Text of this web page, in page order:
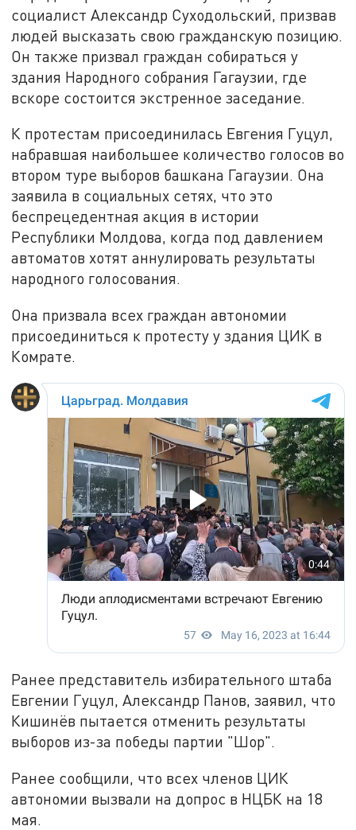
социалист Александр Суходольский, призвав
людей высказать свою гражданскую позицию.
Он также призвал граждан собираться у
здания Народного собрания Гагаузии, где
вскоре состоится экстренное заседание.
К протестам присоединилась Евгения Гуцул,
набравшая наибольшее количество голосов во
втором туре выборов башкана Гагаузии. Она
заявила в социальных сетях, что это
беспрецедентная акция в истории
Республики Молдова, когда под давлением
автоматов хотят аннулировать результаты
народного голосования.
Она призвала всех граждан автономии
присоединиться к протесту у здания ЦИК в
Комрате.
Ранее представитель избирательного штаба
Евгении Гуцул, Александр Панов, заявил, что
Кишинёв пытается отменить результаты
выборов из-за победы партии "Шор".
Ранее сообщили, что всех членов ЦИК
автономии вызвали на допрос в НЦБК на 18
мая.